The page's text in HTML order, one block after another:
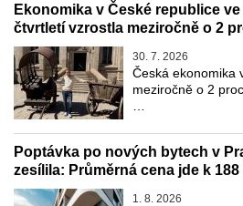
Ekonomika v České republice
čtvrtletí vzrostla meziročně o 2
30. 7. 2026
Česká ekonomika
meziročně o 2
Poptávka po nových bytech v
zesílila: Průměrná cena jde k 188
1. 8. 2026